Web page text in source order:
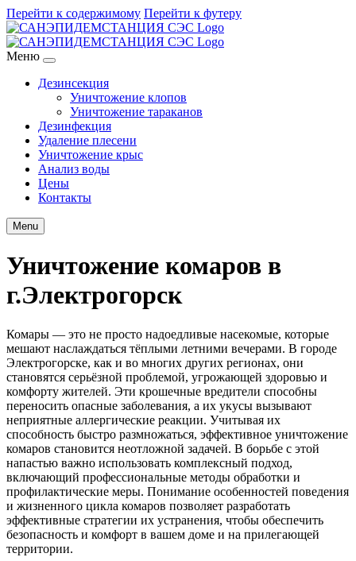
Перейти к содержимому Перейти к футеру
Меню
Дезинсекция
Уничтожение клопов
Уничтожение тараканов
Дезинфекция
Удаление плесени
Уничтожение крыс
Анализ воды
Цены
Контакты
Menu
Уничтожение комаров в
г.Электрогорск
Комары — это не просто надоедливые насекомые, которые
мешают наслаждаться тёплыми летними вечерами. В городе
Электрогорске, как и во многих других регионах, они
становятся серьёзной проблемой, угрожающей здоровью и
комфорту жителей. Эти крошечные вредители способны
переносить опасные заболевания, а их укусы вызывают
неприятные аллергические реакции. Учитывая их
способность быстро размножаться, эффективное уничтожение
комаров становится неотложной задачей. В борьбе с этой
напастью важно использовать комплексный подход,
включающий профессиональные методы обработки и
профилактические меры. Понимание особенностей поведения
и жизненного цикла комаров позволяет разработать
эффективные стратегии их устранения, чтобы обеспечить
безопасность и комфорт в вашем доме и на прилегающей
территории.